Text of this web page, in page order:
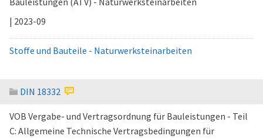
| 2023-09
Stoffe und Bauteile - Naturwerksteinarbeiten
DIN 18332
VOB Vergabe- und Vertragsordnung für Bauleistungen - Teil
C: Allgemeine Technische Vertragsbedingungen für